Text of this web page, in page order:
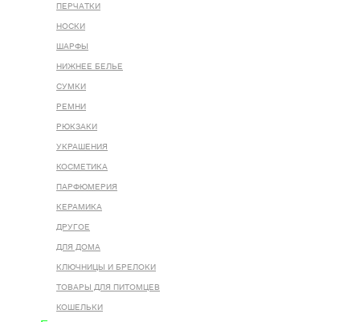
ПЕРЧАТКИ
НОСКИ
ШАРФЫ
НИЖНЕЕ БЕЛЬЕ
СУМКИ
РЕМНИ
РЮКЗАКИ
УКРАШЕНИЯ
КОСМЕТИКА
ПАРФЮМЕРИЯ
КЕРАМИКА
ДРУГОЕ
ДЛЯ ДОМА
КЛЮЧНИЦЫ И БРЕЛОКИ
ТОВАРЫ ДЛЯ ПИТОМЦЕВ
КОШЕЛЬКИ